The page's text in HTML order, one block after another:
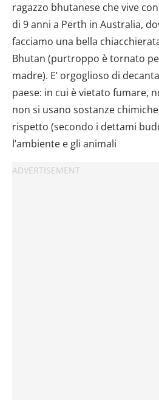
ragazzo bhutanese che vive
di 9 anni a Perth in Australia,
facciamo una bella
Bhutan (purtroppo è tornato
madre). E’ orgoglioso di
paese: in cui è vietato fumare,
non si usano sostanze
rispetto (secondo i dettami
l’ambiente e gli animali